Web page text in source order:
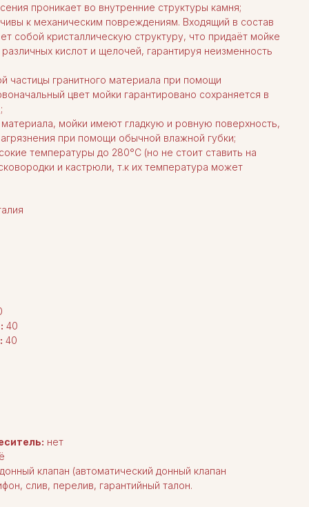
проникает во внутренние структуры камня;
к механическим повреждениям. Входящий в состав
собой кристаллическую структуру, что придаёт мойке
кислот и щелочей, гарантируя неизменность
частицы гранитного материала при помощи
цвет мойки гарантировано сохраняется в
мойки имеют гладкую и ровную поверхность,
при помощи обычной влажной губки;
температуры до 280°С (но не стоит ставить на
и кастрюли, т.к их температура может
40
40
нет
клапан (автоматический донный клапан
слив, перелив, гарантийный талон.